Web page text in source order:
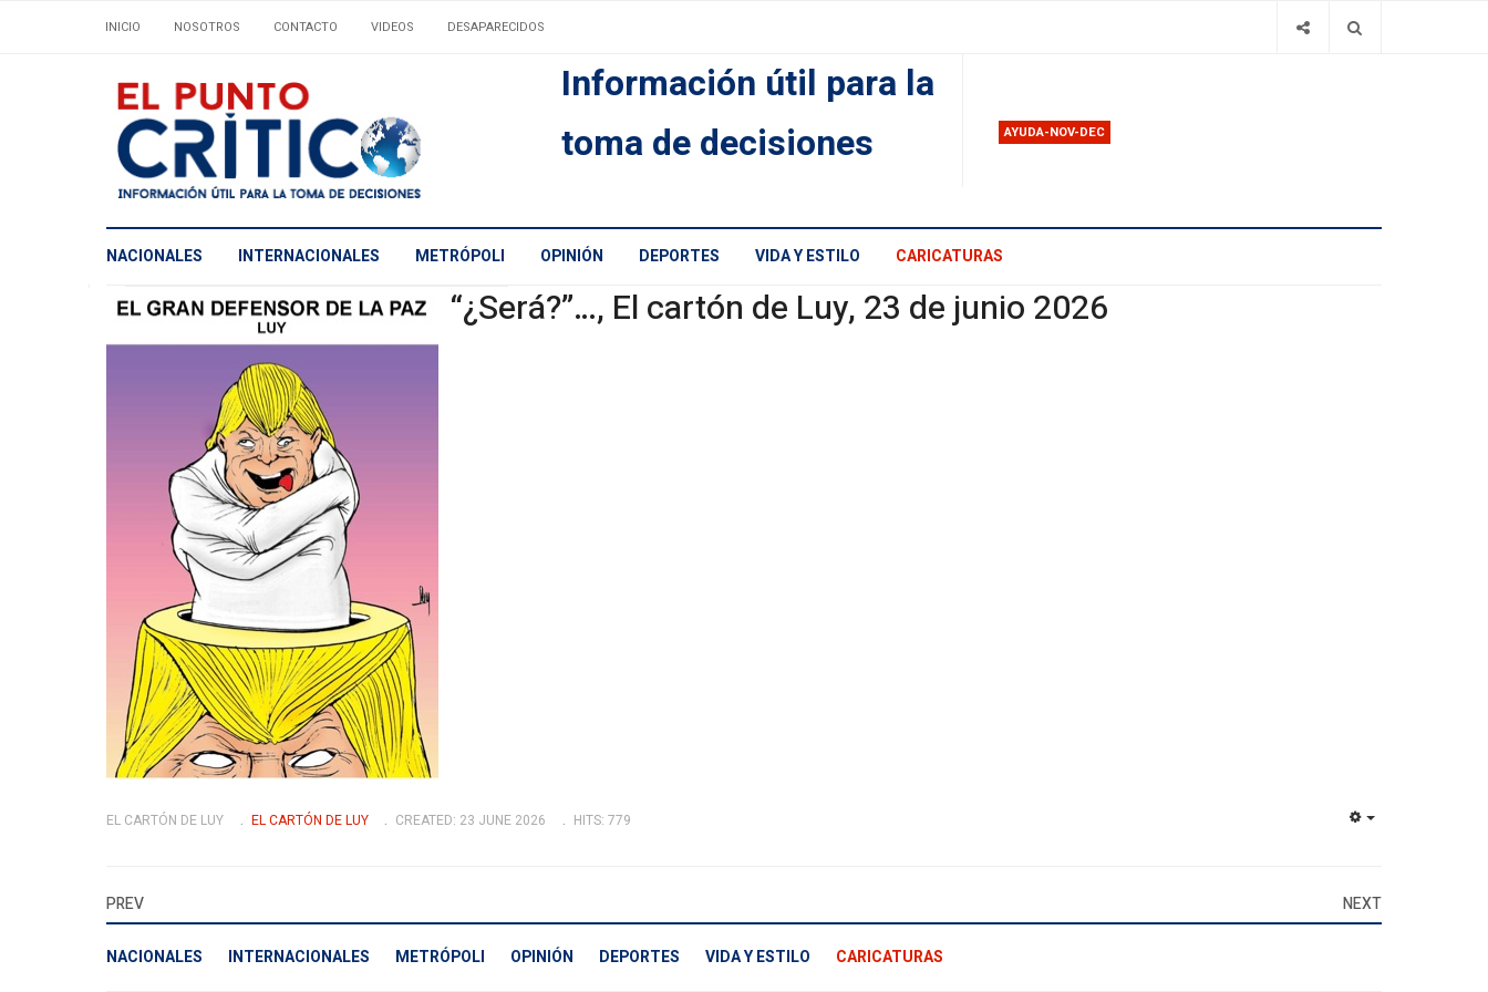
INICIO NOSOTROS CONTACTO VIDEOS DESAPARECIDOS
Información útil para la
toma de decisiones
AYUDA-NOV-DEC
NACIONALES INTERNACIONALES METRÓPOLI OPINIÓN DEPORTES VIDA Y ESTILO CARICATURAS
“¿Será?”…, El cartón de Luy, 23 de junio 2026
EL CARTÓN DE LUY EL CARTÓN DE LUY CREATED: 23 JUNE 2026 HITS: 779
PREV NEXT
NACIONALES INTERNACIONALES METRÓPOLI OPINIÓN DEPORTES VIDA Y ESTILO CARICATURAS